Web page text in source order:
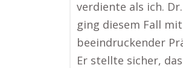
verdiente als ich.
ging diesem Fall mit
beeindruckender
Er stellte sicher,